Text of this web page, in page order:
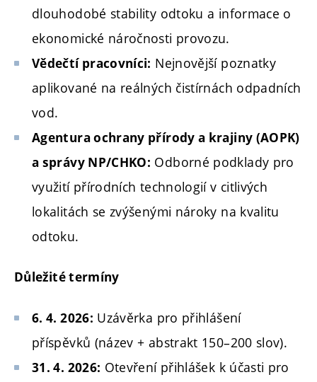
dlouhodobé stability odtoku a informace o
ekonomické náročnosti provozu.
Vědečtí pracovníci: Nejnovější poznatky
aplikované na reálných čistírnách odpadních
vod.
Agentura ochrany přírody a krajiny (AOPK)
a správy NP/CHKO: Odborné podklady pro
využití přírodních technologií v citlivých
lokalitách se zvýšenými nároky na kvalitu
odtoku.
Důležité termíny
6. 4. 2026: Uzávěrka pro přihlášení
příspěvků (název + abstrakt 150–200 slov).
31. 4. 2026: Otevření přihlášek k účasti pro